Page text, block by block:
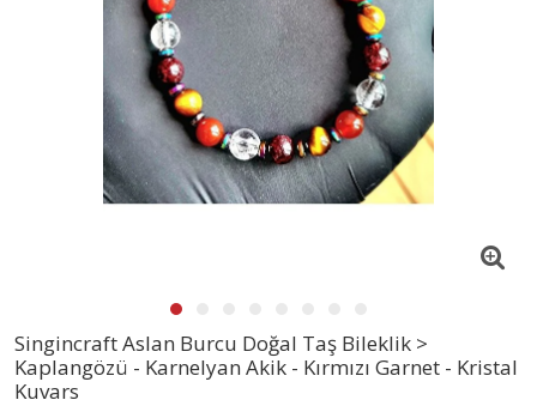
Singincraft Aslan Burcu Doğal Taş Bileklik >
Kaplangözü - Karnelyan Akik - Kırmızı Garnet - Kristal
Kuvars